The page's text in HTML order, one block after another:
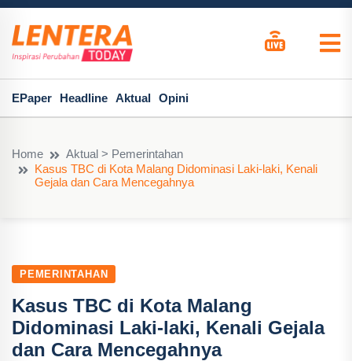
EPaper Headline Aktual Opini
Home
Aktual > Pemerintahan
Kasus TBC di Kota Malang Didominasi Laki-laki, Kenali
Gejala dan Cara Mencegahnya
PEMERINTAHAN
Kasus TBC di Kota Malang
Didominasi Laki-laki, Kenali Gejala
dan Cara Mencegahnya